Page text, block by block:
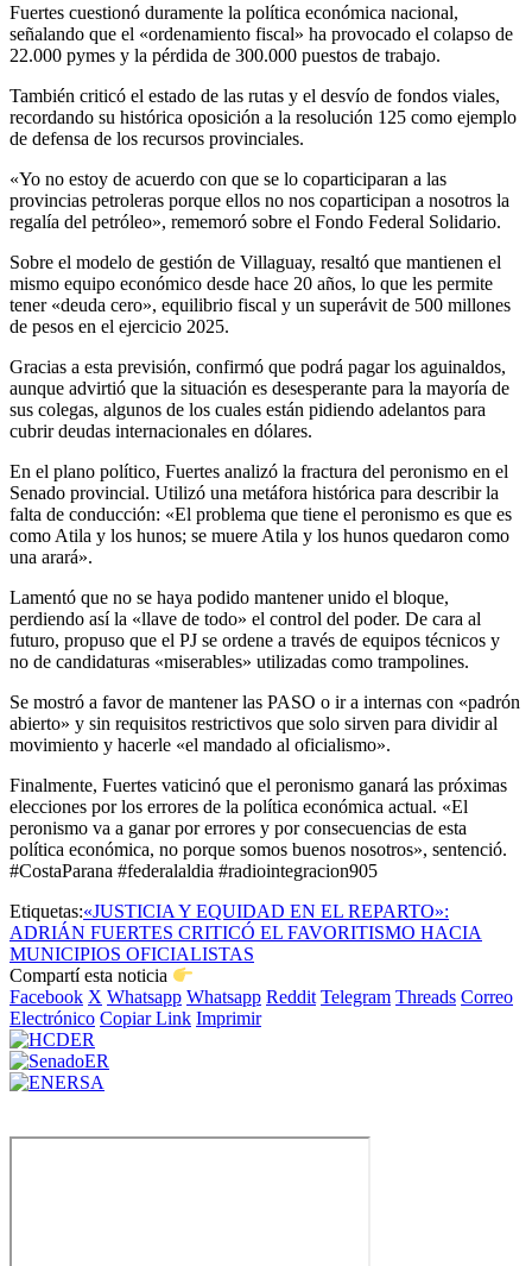
Fuertes cuestionó duramente la política económica nacional,
señalando que el «ordenamiento fiscal» ha provocado el colapso de
22.000 pymes y la pérdida de 300.000 puestos de trabajo.
También criticó el estado de las rutas y el desvío de fondos viales,
recordando su histórica oposición a la resolución 125 como ejemplo
de defensa de los recursos provinciales.
«Yo no estoy de acuerdo con que se lo coparticiparan a las
provincias petroleras porque ellos no nos coparticipan a nosotros la
regalía del petróleo», rememoró sobre el Fondo Federal Solidario.
Sobre el modelo de gestión de Villaguay, resaltó que mantienen el
mismo equipo económico desde hace 20 años, lo que les permite
tener «deuda cero», equilibrio fiscal y un superávit de 500 millones
de pesos en el ejercicio 2025.
Gracias a esta previsión, confirmó que podrá pagar los aguinaldos,
aunque advirtió que la situación es desesperante para la mayoría de
sus colegas, algunos de los cuales están pidiendo adelantos para
cubrir deudas internacionales en dólares.
En el plano político, Fuertes analizó la fractura del peronismo en el
Senado provincial. Utilizó una metáfora histórica para describir la
falta de conducción: «El problema que tiene el peronismo es que es
como Atila y los hunos; se muere Atila y los hunos quedaron como
una arará».
Lamentó que no se haya podido mantener unido el bloque,
perdiendo así la «llave de todo» el control del poder. De cara al
futuro, propuso que el PJ se ordene a través de equipos técnicos y
no de candidaturas «miserables» utilizadas como trampolines.
Se mostró a favor de mantener las PASO o ir a internas con «padrón
abierto» y sin requisitos restrictivos que solo sirven para dividir al
movimiento y hacerle «el mandado al oficialismo».
Finalmente, Fuertes vaticinó que el peronismo ganará las próximas
elecciones por los errores de la política económica actual. «El
peronismo va a ganar por errores y por consecuencias de esta
política económica, no porque somos buenos nosotros», sentenció.
#CostaParana #federalaldia #radiointegracion905
Etiquetas:«JUSTICIA Y EQUIDAD EN EL REPARTO»:
ADRIÁN FUERTES CRITICÓ EL FAVORITISMO HACIA
MUNICIPIOS OFICIALISTAS
Compartí esta noticia
Facebook X Whatsapp Whatsapp Reddit Telegram Threads Correo
Electrónico Copiar Link Imprimir